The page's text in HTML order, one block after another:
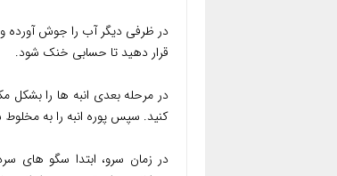
در ظرفی دیگر آب را جوش آورده و
قرار دهید تا حسابی خنک شود.
کنید. سپس پوره انبه را به
در زمان سرو، ابتدا سگو های